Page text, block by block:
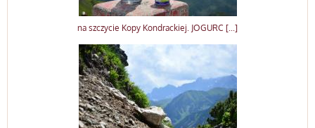
na szczycie Kopy Kondrackiej. JOGURC [...]